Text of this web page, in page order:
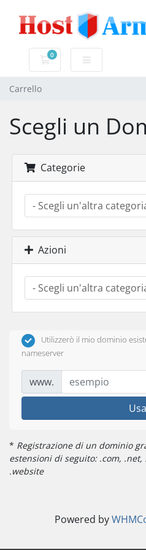
0
Carrello
Carrello
Scegli un
Categorie
Azioni
Utilizzerò il mio dominio
nameserver
www.
Usa
* Registrazione di un dominio
estensioni di seguito: .com,
.website
Powered by